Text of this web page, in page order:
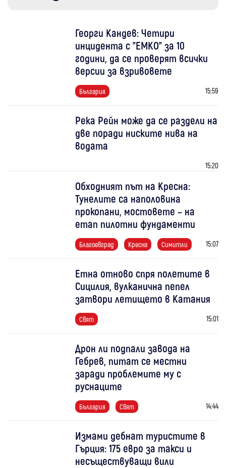
Георги Кандев: Четири
инцидента с "ЕМКО" за 10
години, да се проверят всички
версии за взривовете
България 15:59
Река Рейн може да се раздели на
две поради ниските нива на
водата
15:20
Обходният път на Кресна:
Тунелите са наполовина
прокопани, мостовете – на
етап пилотни фундаменти
Благоевград Кресна Симитли 15:07
Етна отново спря полетите в
Сицилия, вулканична пепел
затвори летището в Катания
Свят 15:01
Дрон ли подпали завода на
Гебрев, питат се местни
заради проблемите му с
руснаците
България Свят 14:44
Измами дебнат туристите в
Гърция: 175 евро за такси и
несъществуващи вили